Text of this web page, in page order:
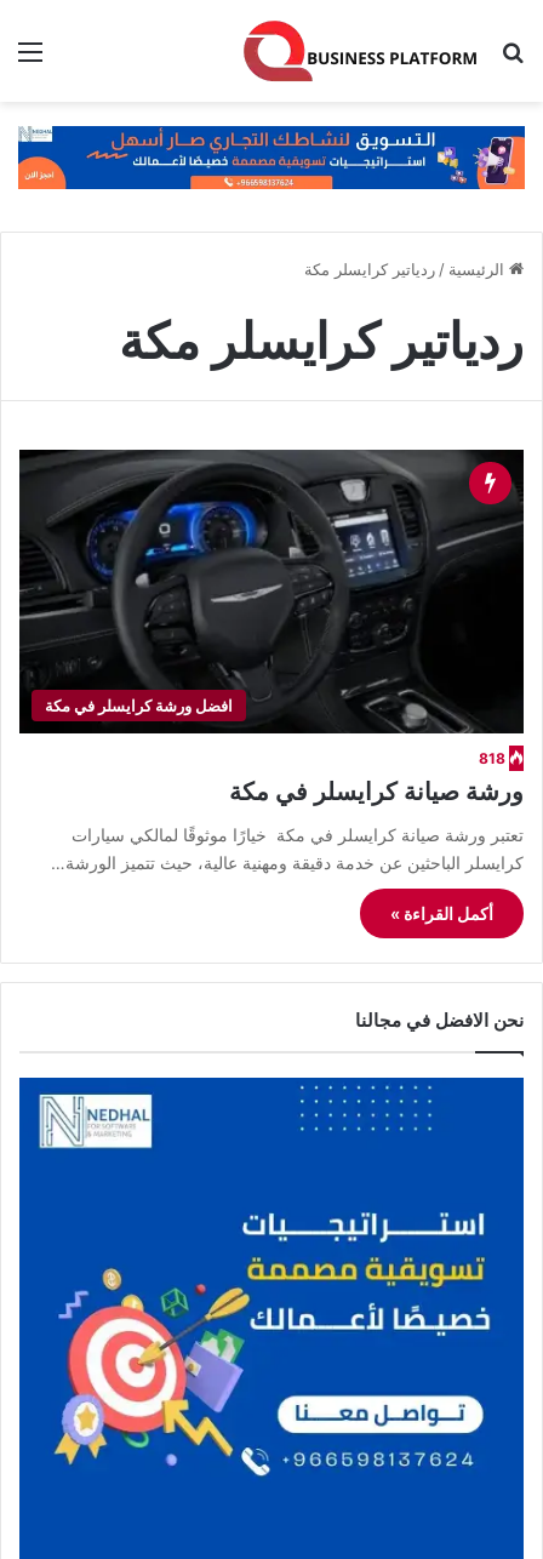
بحث عن
الرئيسية / ردياتير كرايسلر مكة
ردياتير كرايسلر مكة
افضل ورشة كرايسلر في مكة
818
ورشة صيانة كرايسلر في مكة
تعتبر ورشة صيانة كرايسلر في مكة خيارًا موثوقًا لمالكي سيارات
كرايسلر الباحثين عن خدمة دقيقة ومهنية عالية، حيث تتميز الورشة…
أكمل القراءة »
نحن الافضل في مجالنا